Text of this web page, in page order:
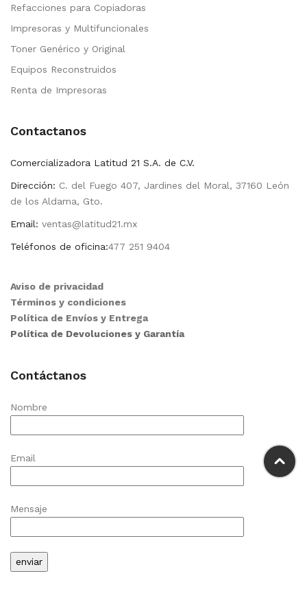
Refacciones para Copiadoras
Impresoras y Multifuncionales
Toner Genérico y Original
Equipos Reconstruidos
Renta de Impresoras
Contactanos
Comercializadora Latitud 21 S.A. de C.V.
Dirección: C. del Fuego 407, Jardines del Moral, 37160 León
de los Aldama, Gto.
Email: ventas@latitud21.mx
Teléfonos de oficina:477 251 9404
Aviso de privacidad
Términos y condiciones
Política de Envíos y Entrega
Política de Devoluciones y Garantía
Contáctanos
Nombre
Email
Mensaje